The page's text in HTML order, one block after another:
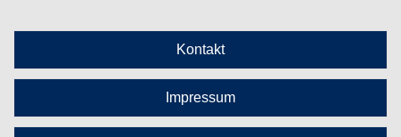
Kontakt
Impressum